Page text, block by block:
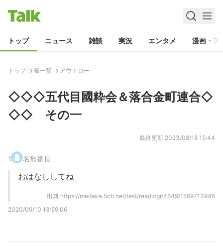
トップ ニュース 雑談 実況 エンタメ 漫画・ア
トップ 板一覧 アウトロー
◇◇◇五代目國粋会＆落合金町連合◇
◇◇ その一
最終更新 2023/08/18 15:44
1. 名無番長
おはなししてね
出典 https://medaka.5ch.net/test/read.cgi/4649/1599713946
2020/09/10 13:59:06